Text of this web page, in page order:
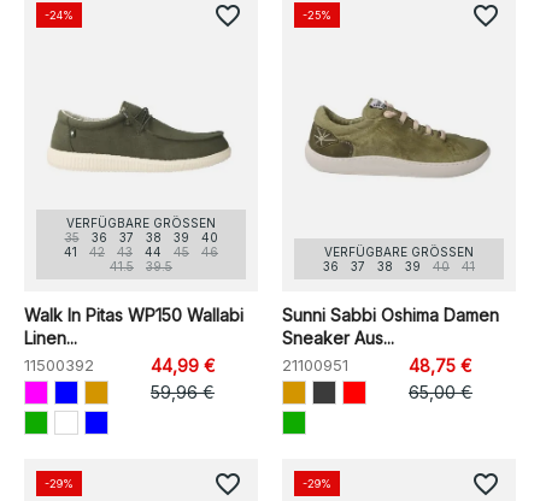
VERFÜGBARE GRÖSSEN
35
36 37 38 39
40
41
42 43 44 45
46
41.5
39.5
Walk In Pitas WP150 Wallabi
Linen...
11500392
44,99 €
59,96 €
-24% favorite_border
VERFÜGBARE GRÖSSEN
36
37 38 39 40 41
Sunni Sabbi Oshima Damen
Sneaker Aus...
21100951
48,75 €
65,00 €
-25% favorite_border
-29% favorite_border -29% favorite_border